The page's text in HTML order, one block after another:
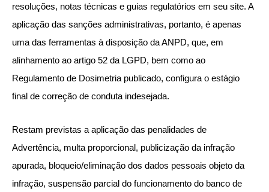
resoluções, notas técnicas e guias regulatórios em seu site. A
aplicação das sanções administrativas, portanto, é apenas
uma das ferramentas à disposição da ANPD, que, em
alinhamento ao artigo 52 da LGPD, bem como ao
Regulamento de Dosimetria publicado, configura o estágio
final de correção de conduta indesejada.
Restam previstas a aplicação das penalidades de
Advertência, multa proporcional, publicização da infração
apurada, bloqueio/eliminação dos dados pessoais objeto da
infração, suspensão parcial do funcionamento do banco de